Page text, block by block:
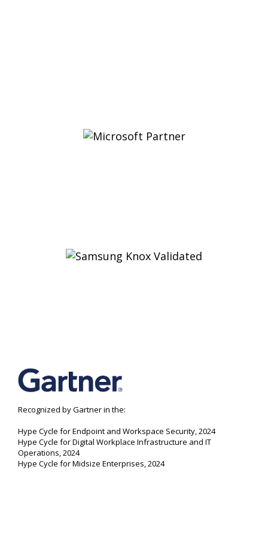
Recognized by Gartner in the:
Hype Cycle for Endpoint and Workspace Security, 2024
Hype Cycle for Digital Workplace Infrastructure and IT
Operations, 2024
Hype Cycle for Midsize Enterprises, 2024